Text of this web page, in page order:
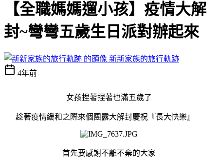
【全職媽媽遛小孩】疫情大解
封~彎彎五歲生日派對辦起來
新新家族的旅行軌跡
4年前
女孩捏著捏著也滿五歲了
趁著疫情緩和之際來個團露大解封慶祝『長大快樂』
首先要感謝不離不棄的大家